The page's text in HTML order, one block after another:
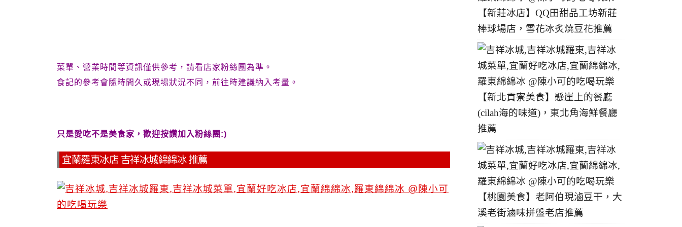
菜單、營業時間等資訊僅供參考，請看店家粉絲團為準。
食記的參考會隨時間久或現場狀況不同，前往時建議納入考量。
只是愛吃不是美食家，歡迎按讚加入粉絲團:)
宜蘭羅東冰店 吉祥冰城綿綿冰 推薦
【新莊冰店】QQ田甜品工坊新莊
棒球場店，雪花冰炙燒豆花推薦
【新北貢寮美食】懸崖上的餐廳
(cilah海的味道)，東北角海鮮餐廳
推薦
【桃園美食】老阿伯現滷豆干，大
溪老街滷味拼盤老店推薦